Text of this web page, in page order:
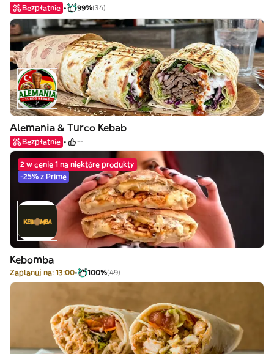
Bezpłatnie 99%(34)
Alemania & Turco Kebab
Bezpłatnie --
2 w cenie 1 na niektóre produkty
-25% z Prime
Kebomba
Zaplanuj na: 13:00 100%(49)